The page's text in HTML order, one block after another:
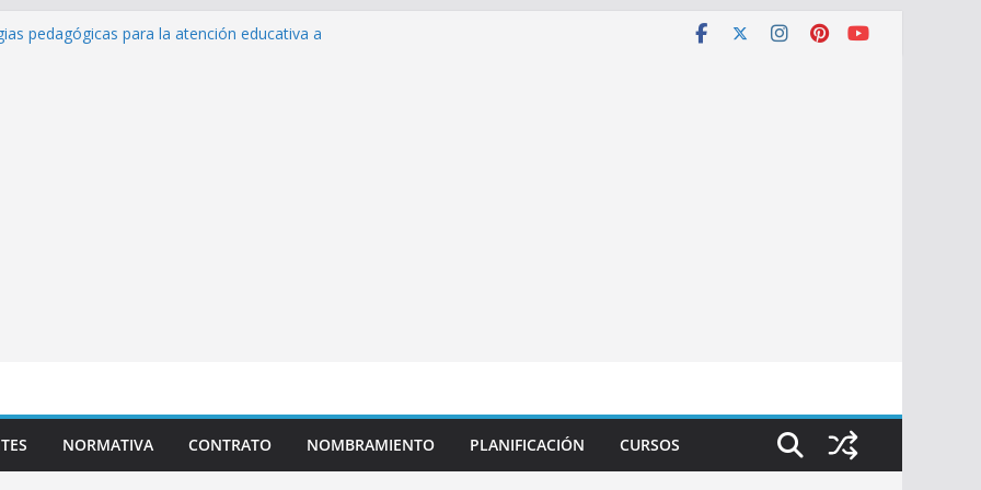
pedagógicas para la atención educativa a
NORMATIVA CONTRATO NOMBRAMIENTO PLANIFICACIÓN CURSOS